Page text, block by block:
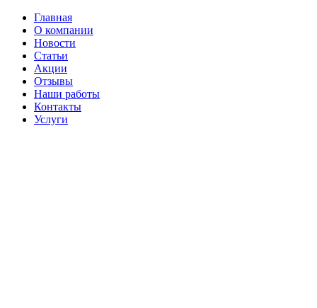
Главная
О компании
Новости
Статьи
Акции
Отзывы
Наши работы
Контакты
Услуги